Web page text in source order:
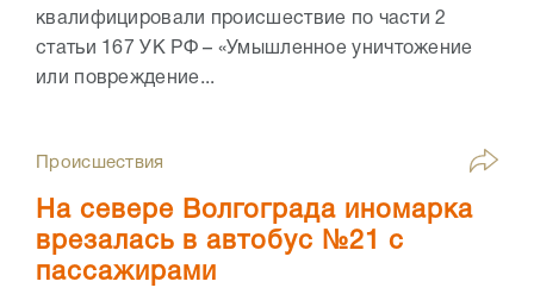
квалифицировали происшествие по части 2
статьи 167 УК РФ – «Умышленное уничтожение
или повреждение...
Происшествия
На севере Волгограда иномарка
врезалась в автобус №21 с
пассажирами